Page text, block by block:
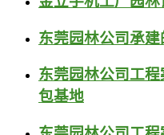
东莞园林公司承
东莞园林公司工
包基地